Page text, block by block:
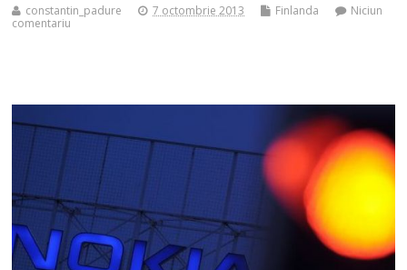
constantin_padure 7 octombrie 2013 Finlanda
Niciun
comentariu